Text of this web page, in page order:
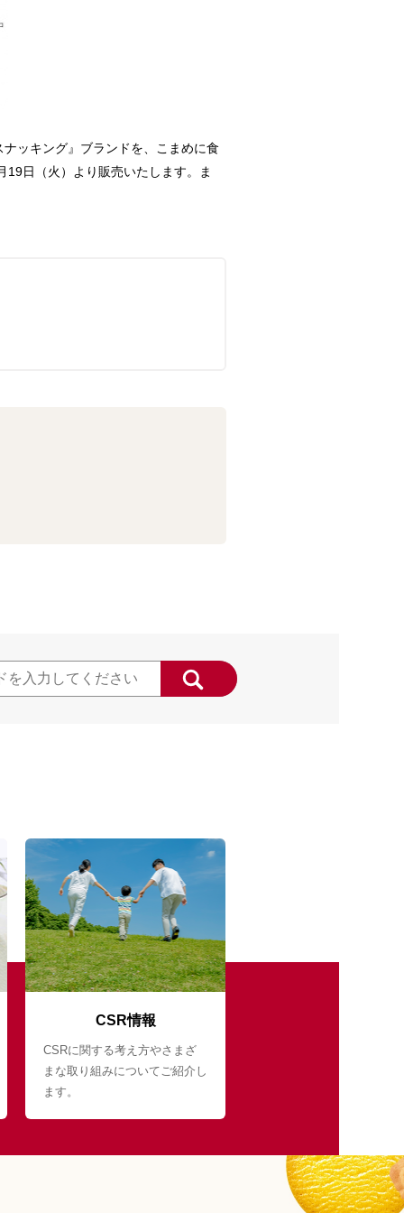
ッキング』ブランドを、こまめに食
日（火）より販売いたします。ま
CSR情報
CSRに関する考え方やさまざ
まな取り組みについてご紹介し
ます。